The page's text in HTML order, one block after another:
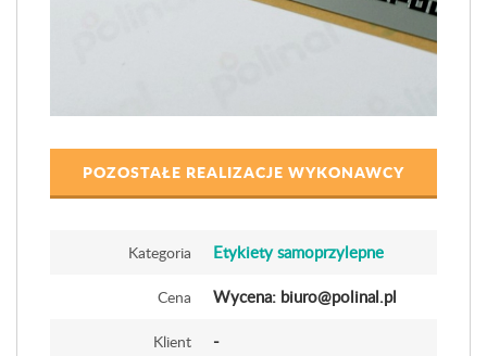
POZOSTAŁE REALIZACJE WYKONAWCY
Kategoria Etykiety samoprzylepne
Cena Wycena: biuro@polinal.pl
Klient -